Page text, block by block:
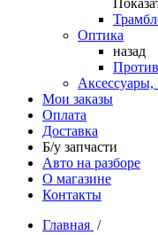
Оптика
назад
Мои заказы
Оплата
Доставка
Б/у запчасти
Авто на разборе
О магазине
Контакты
Главная /